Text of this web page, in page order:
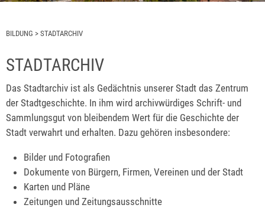
BILDUNG > STADTARCHIV
STADTARCHIV
Das Stadtarchiv ist als Gedächtnis unserer Stadt das Zentrum
der Stadtgeschichte. In ihm wird archivwürdiges Schrift- und
Sammlungsgut von bleibendem Wert für die Geschichte der
Stadt verwahrt und erhalten. Dazu gehören insbesondere:
Bilder und Fotografien
Dokumente von Bürgern, Firmen, Vereinen und der Stadt
Karten und Pläne
Zeitungen und Zeitungsausschnitte